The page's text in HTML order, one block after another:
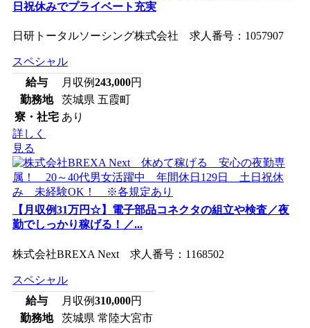
日祝休みでプライベート充実
日研トータルソーシング株式会社 求人番号：1057907
スペシャル
給与
月収例243,000円
勤務地
茨城県 五霞町
寮・社宅 あり
詳しく
見る
【月収例31万円☆】電子部品コネクタの組立や検査／夜
勤でしっかり稼げる！／...
株式会社BREXA Next 求人番号：1168502
スペシャル
給与
月収例310,000円
勤務地
茨城県 常陸大宮市